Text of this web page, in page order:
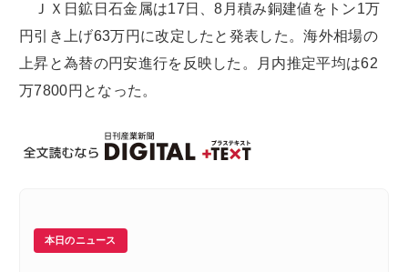
ＪＸ日鉱日石金属は17日、8月積み銅建値をトン1万
円引き上げ63万円に改定したと発表した。海外相場の
上昇と為替の円安進行を反映した。月内推定平均は62
万7800円となった。
本日のニュース